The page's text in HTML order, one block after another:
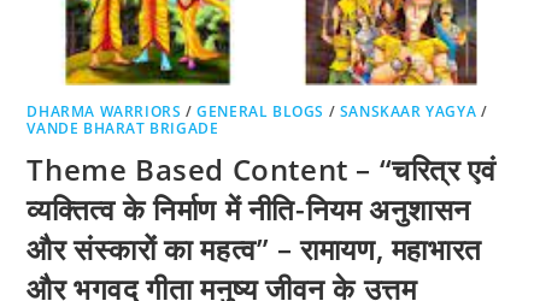
DHARMA WARRIORS /GENERAL BLOGS / SANSKAAR YAGYA /
VANDE BHARAT BRIGADE
Theme Based Content – “चरित्र एवं
व्यक्तित्व के निर्माण में नीति-नियम अनुशासन
और संस्कारों का महत्व” – रामायण, महाभारत
और भगवद् गीता मनुष्य जीवन के उत्तम